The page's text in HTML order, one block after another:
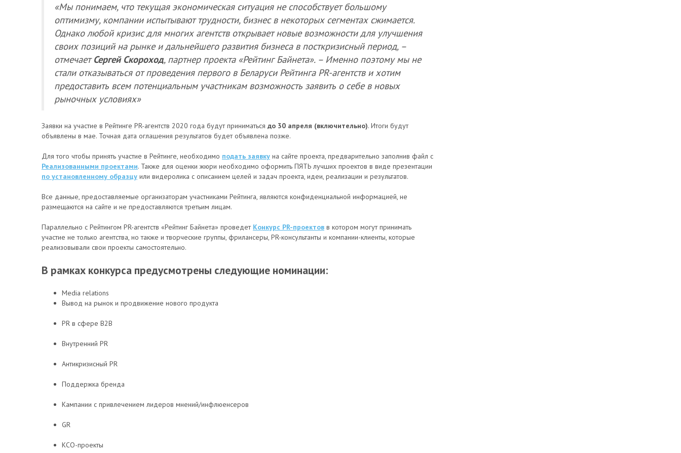
«Мы понимаем, что текущая экономическая ситуация не способствует большому
оптимизму, компании испытывают трудности, бизнес в некоторых сегментах сжимается.
Однако любой кризис для многих агентств открывает новые возможности для улучшения
своих позиций на рынке и дальнейшего развития бизнеса в посткризисный период, –
отмечаетСергей Скороход, партнер проекта «Рейтинг Байнета». – Именно поэтому мы не
стали отказываться от проведения первого в Беларуси Рейтинга PR-агентств и хотим
предоставить всем потенциальным участникам возможность заявить о себе в новых
рыночных условиях»
Заявки на участие в Рейтинге PR-агентств 2020 года будут приниматься до 30 апреля (включительно). Итоги будут
объявлены в мае. Точная дата оглашения результатов будет объявлена позже.
Для того чтобы принять участие в Рейтинге, необходимо подать заявку на сайте проекта, предварительно заполнив файл с
Реализованными проектами. Также для оценки жюри необходимо оформить ПЯТЬ лучших проектов в виде презентации
по установленному образцу или видеролика с описанием целей и задач проекта, идеи, реализации и результатов.
Все данные, предоставляемые организаторам участниками Рейтинга, являются конфиденциальной информацией, не
размещаются на сайте и не предоставляются третьим лицам.
Параллельно с Рейтингом PR-агентств «Рейтинг Байнета» проведет Конкурс PR-проектов в котором могут принимать
участие не только агентства, но также и творческие группы, фрилансеры, PR-консультанты и компании-клиенты, которые
реализовывали свои проекты самостоятельно.
В рамках конкурса предусмотрены следующие номинации:
Media relations
Вывод на рынок и продвижение нового продукта
PR в сфере B2B
Внутренний PR
Антикризисный PR
Поддержка бренда
Кампании с привлечением лидеров мнений/инфлюенсеров
GR
КСО-проекты